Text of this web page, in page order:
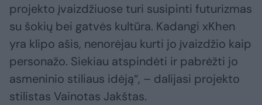
projekto įvaizdžiuose turi susipinti futurizmas
su šokių bei gatvės kultūra. Kadangi xKhen
yra klipo ašis, nenorėjau kurti jo įvaizdžio kaip
personažo. Siekiau atspindėti ir pabrėžti jo
asmeninio stiliaus idėją“, – dalijasi projekto
stilistas Vainotas Jakštas.